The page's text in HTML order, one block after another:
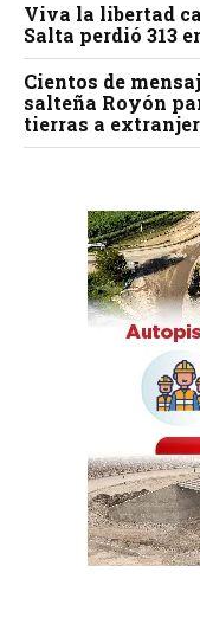
Viva la libertad
Salta perdió 313
Cientos de
salteña Royón
tierras a